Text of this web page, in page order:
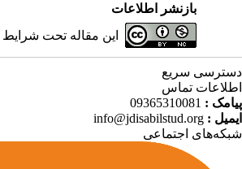
بازنشر اطلاعات
این مقاله تحت شرایط
دسترسی سریع
اطلاعات تماس
پیامک : 09365310081
ایمیل : info@jdisabilstud.org
شبکه‌های اجتماعی